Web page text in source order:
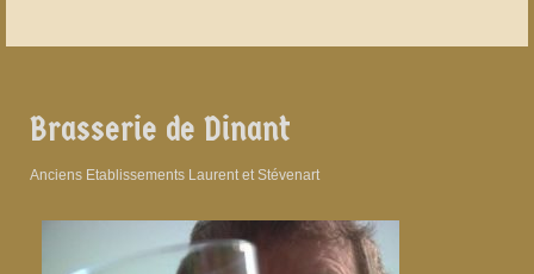
Brasserie de Dinant
Anciens Etablissements Laurent et Stévenart